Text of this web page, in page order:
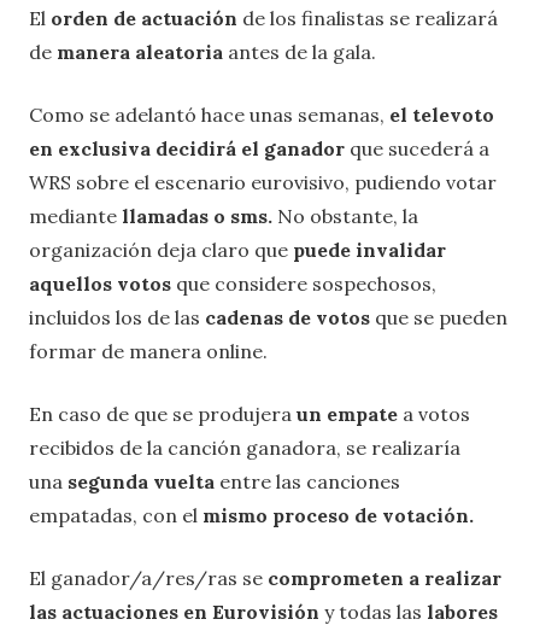
El orden de actuación de los finalistas se realizará
de manera aleatoria antes de la gala.
Como se adelantó hace unas semanas, el televoto
en exclusiva decidirá el ganador que sucederá a
WRS sobre el escenario eurovisivo, pudiendo votar
mediante llamadas o sms. No obstante, la
organización deja claro que puede invalidar
aquellos votos que considere sospechosos,
incluidos los de las cadenas de votos que se pueden
formar de manera online.
En caso de que se produjera un empate a votos
recibidos de la canción ganadora, se realizaría
una segunda vuelta entre las canciones
empatadas, con el mismo proceso de votación.
El ganador/a/res/ras se comprometen a realizar
las actuaciones en Eurovisión y todas las labores